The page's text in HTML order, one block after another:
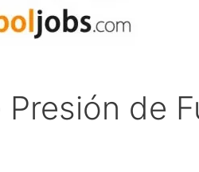
de